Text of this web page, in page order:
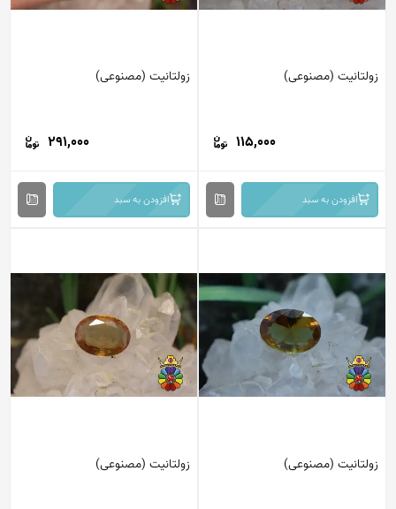
زولتانیت (مصنوعی)
115,000
افزودن به سبد
زولتانیت (مصنوعی)
291,000
افزودن به سبد
زولتانیت (مصنوعی) زولتانیت (مصنوعی)